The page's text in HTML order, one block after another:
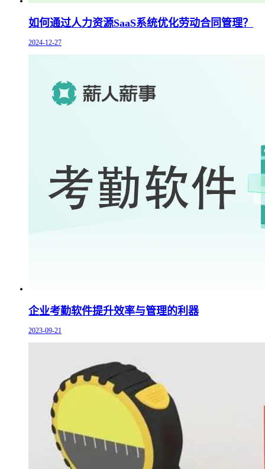
如何通过人力资源SaaS系统优化劳动合同管理？
2024-12-27
企业考勤软件提升效率与管理的利器
2023-09-21